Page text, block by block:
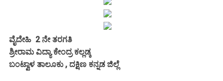
ವೈದೇಹಿ 2 ನೇ ತರಗತಿ
ಶ್ರೀರಾಮ ವಿದ್ಯಾ ಕೇಂದ್ರ ಕಲ್ಲಡ್ಕ
ಬಂಟ್ವಾಳ ತಾಲೂಕು , ದಕ್ಷಿಣ ಕನ್ನಡ ಜಿಲ್ಲೆ